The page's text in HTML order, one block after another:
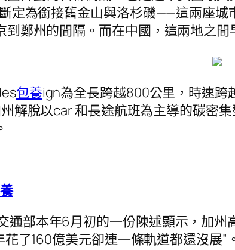
定為銜接舊金山與洛杉磯——這兩座
鄭州的間隔。而在中國，這兩地之間
包養ign為全長跨越800公里，時速跨
解脫以car 和長途航班為主導的碳密
通部本年6月初的一份陳述顯示，加
了160億美元卻連一條軌道都還沒展